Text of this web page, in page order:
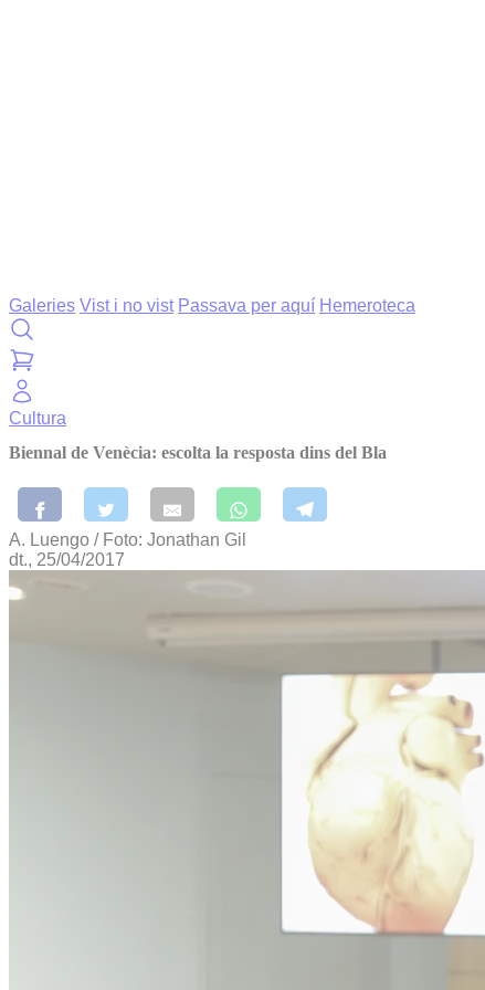
Galeries Vist i no vist Passava per aquí Hemeroteca
Cultura
Biennal de Venècia: escolta la resposta dins del Bla
A. Luengo / Foto: Jonathan Gil
dt., 25/04/2017